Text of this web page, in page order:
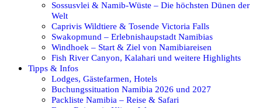
Sossusvlei & Namib-Wüste – Die höchsten Dünen der
Welt
Caprivis Wildtiere & Tosende Victoria Falls
Swakopmund – Erlebnishaupstadt Namibias
Windhoek – Start & Ziel von Namibiareisen
Fish River Canyon, Kalahari und weitere Highlights
Tipps & Infos
Lodges, Gästefarmen, Hotels
Buchungssituation Namibia 2026 und 2027
Packliste Namibia – Reise & Safari